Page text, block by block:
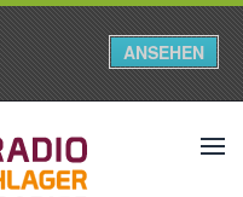
ANSEHEN